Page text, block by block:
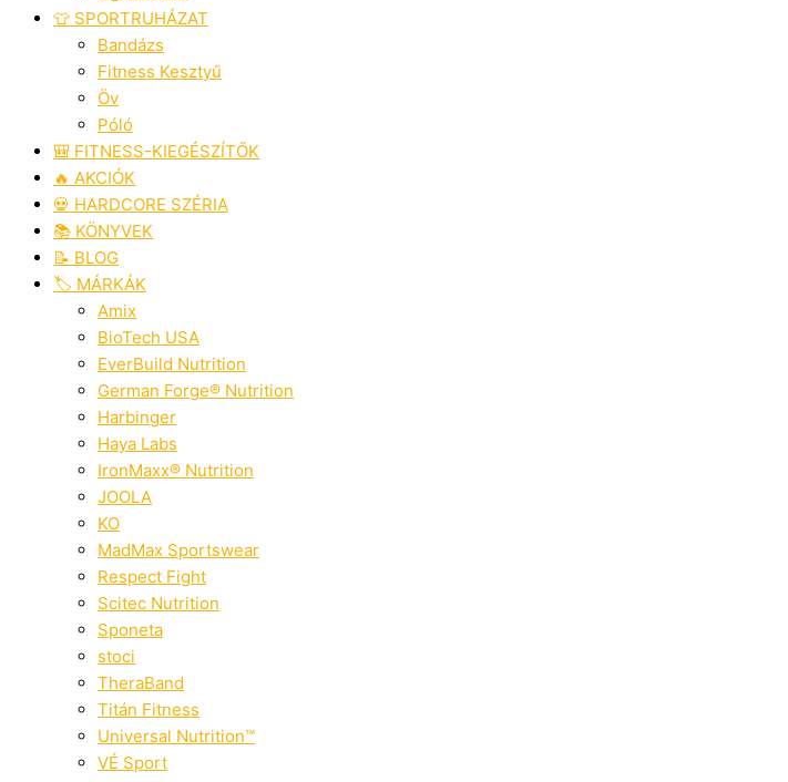
👕 SPORTRUHÁZAT
Bandázs
Fitness Kesztyű
Öv
Póló
🎒 FITNESS-KIEGÉSZÍTŐK
🔥 AKCIÓK
💀 HARDCORE SZÉRIA
📚 KÖNYVEK
📝 BLOG
🏷️ MÁRKÁK
Amix
BioTech USA
EverBuild Nutrition
German Forge® Nutrition
Harbinger
Haya Labs
IronMaxx® Nutrition
JOOLA
KO
MadMax Sportswear
Respect Fight
Scitec Nutrition
Sponeta
stoci
TheraBand
Titán Fitness
Universal Nutrition™
VÉ Sport